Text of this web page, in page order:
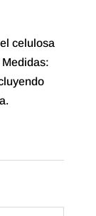
celulosa